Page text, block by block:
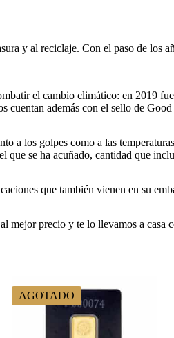
y al reciclaje. Con el paso de los
el cambio climático: en 2019
cuentan además con el sello de
a los golpes como a las
se ha acuñado, cantidad que
que también vienen en su
mejor precio y te lo llevamos a casa
AGOTADO